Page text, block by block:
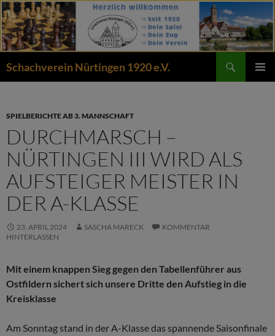
Zum
Inhalt
springen
Schachverein Nürtingen 1920 e.V.
SPIELBERICHTE AB 3. MANNSCHAFT
DURCHMARSCH –
NÜRTINGEN III WIRD ALS
AUFSTEIGER MEISTER IN
DER A-KLASSE
23. APRIL 2024 SASCHA MARECK
KOMMENTAR
HINTERLASSEN
Mit einem knappen Sieg gegen den Tabellenführer aus
Ostfildern sichert sich unsere Dritte den Aufstieg in die
Kreisklasse
Am Sonntag stand in der A-Klasse das spannende Saisonfinale